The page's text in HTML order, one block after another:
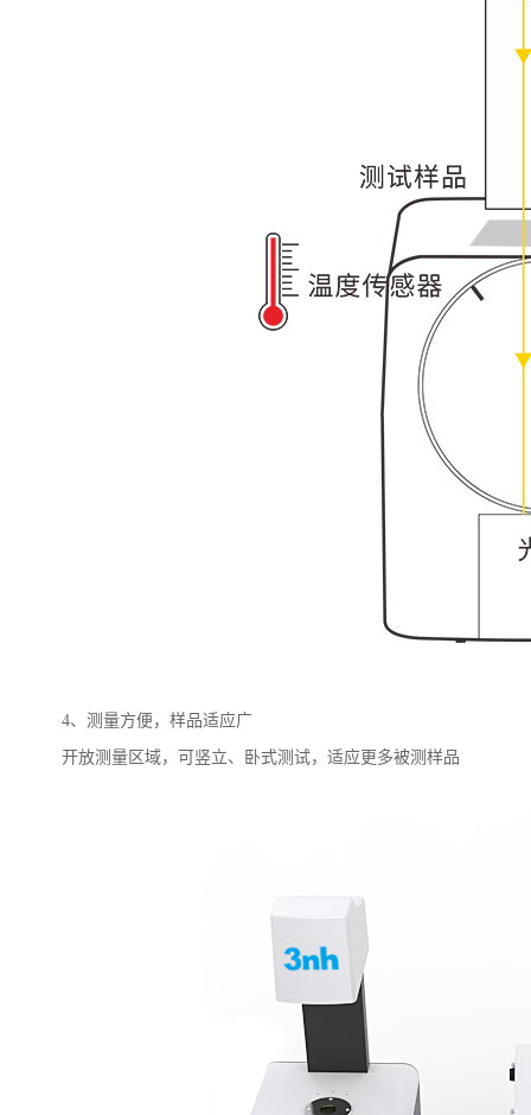
4、测量方便，样品适应广
开放测量区域，可竖立、卧式测试，适应更多被测样品